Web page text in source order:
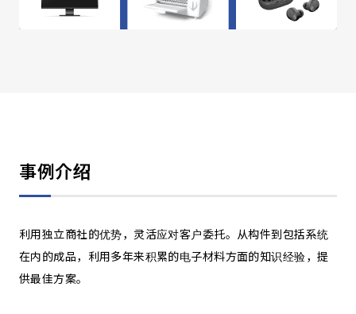
事例介绍
利用独立商社的优势，灵活应对客户委托。从构件到包括系统
在内的成品，利用多年来积累的电子材料方面的知识经验，提
供最佳方案。